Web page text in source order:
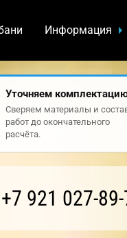
Информация
Уточняем
Сверяем материалы и
работ до окончательного
расчёта.
+7 921 027-